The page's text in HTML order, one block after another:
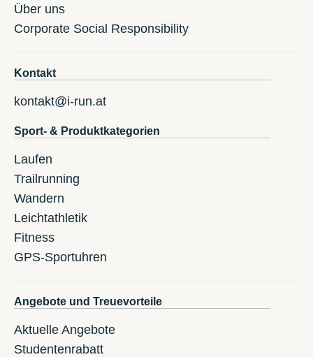
Über uns
Corporate Social Responsibility
Kontakt
kontakt@i-run.at
Sport- & Produktkategorien
Laufen
Trailrunning
Wandern
Leichtathletik
Fitness
GPS-Sportuhren
Angebote und Treuevorteile
Aktuelle Angebote
Studentenrabatt